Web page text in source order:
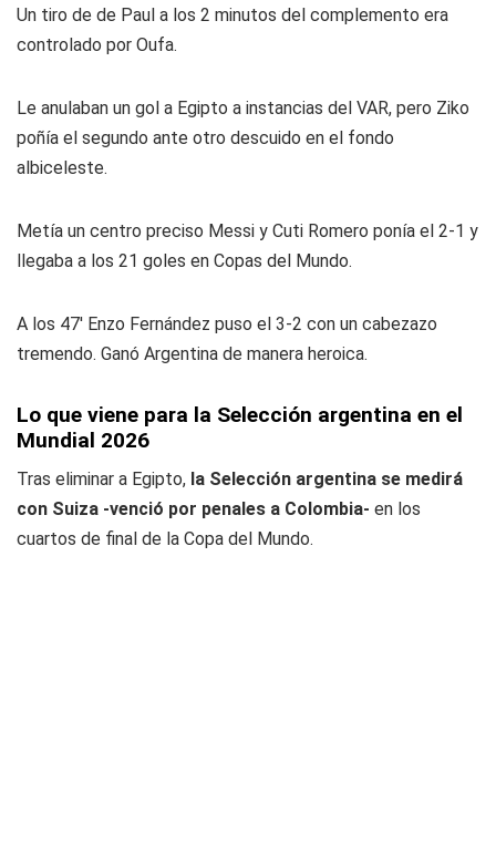
Un tiro de de Paul a los 2 minutos del complemento era
controlado por Oufa.
Le anulaban un gol a Egipto a instancias del VAR, pero Ziko
poñía el segundo ante otro descuido en el fondo
albiceleste.
Metía un centro preciso Messi y Cuti Romero ponía el 2-1 y
llegaba a los 21 goles en Copas del Mundo.
A los 47' Enzo Fernández puso el 3-2 con un cabezazo
tremendo. Ganó Argentina de manera heroica.
Lo que viene para la Selección argentina en el
Mundial 2026
Tras eliminar a Egipto, la Selección argentina se medirá
con Suiza -venció por penales a Colombia- en los
cuartos de final de la Copa del Mundo.